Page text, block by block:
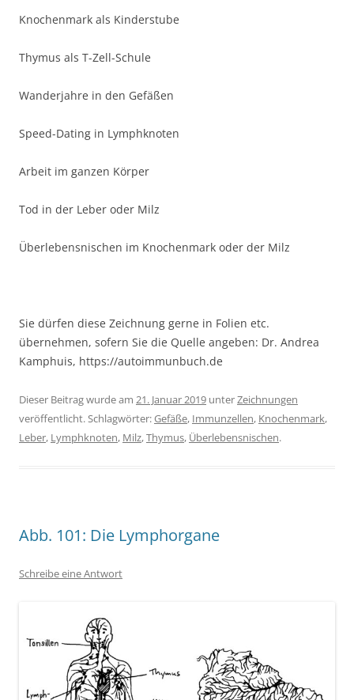
Knochenmark als Kinderstube
Thymus als T-Zell-Schule
Wanderjahre in den Gefäßen
Speed-Dating in Lymphknoten
Arbeit im ganzen Körper
Tod in der Leber oder Milz
Überlebensnischen im Knochenmark oder der Milz
Sie dürfen diese Zeichnung gerne in Folien etc.
übernehmen, sofern Sie die Quelle angeben: Dr. Andrea
Kamphuis, https://autoimmunbuch.de
Dieser Beitrag wurde am 21. Januar 2019 unterZeichnungen
veröffentlicht. Schlagwörter:Gefäße, Immunzellen, Knochenmark,
Leber, Lymphknoten, Milz,Thymus, Überlebensnischen.
Abb. 101: Die Lymphorgane
Schreibe eine Antwort